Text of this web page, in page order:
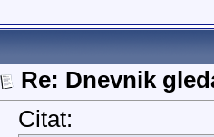
Re: Dnevnik
Citat: